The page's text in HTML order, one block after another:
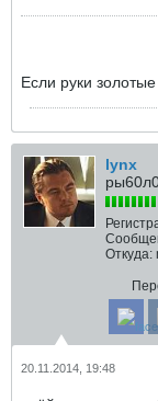
Если руки
lynx
Откуда:
20.11.2014, 19:48